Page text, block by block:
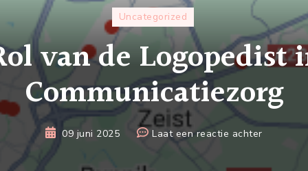
Uncategorized
van de Logopedist
Communicatiezorg
09 juni 2025 Laat een reactie achterop